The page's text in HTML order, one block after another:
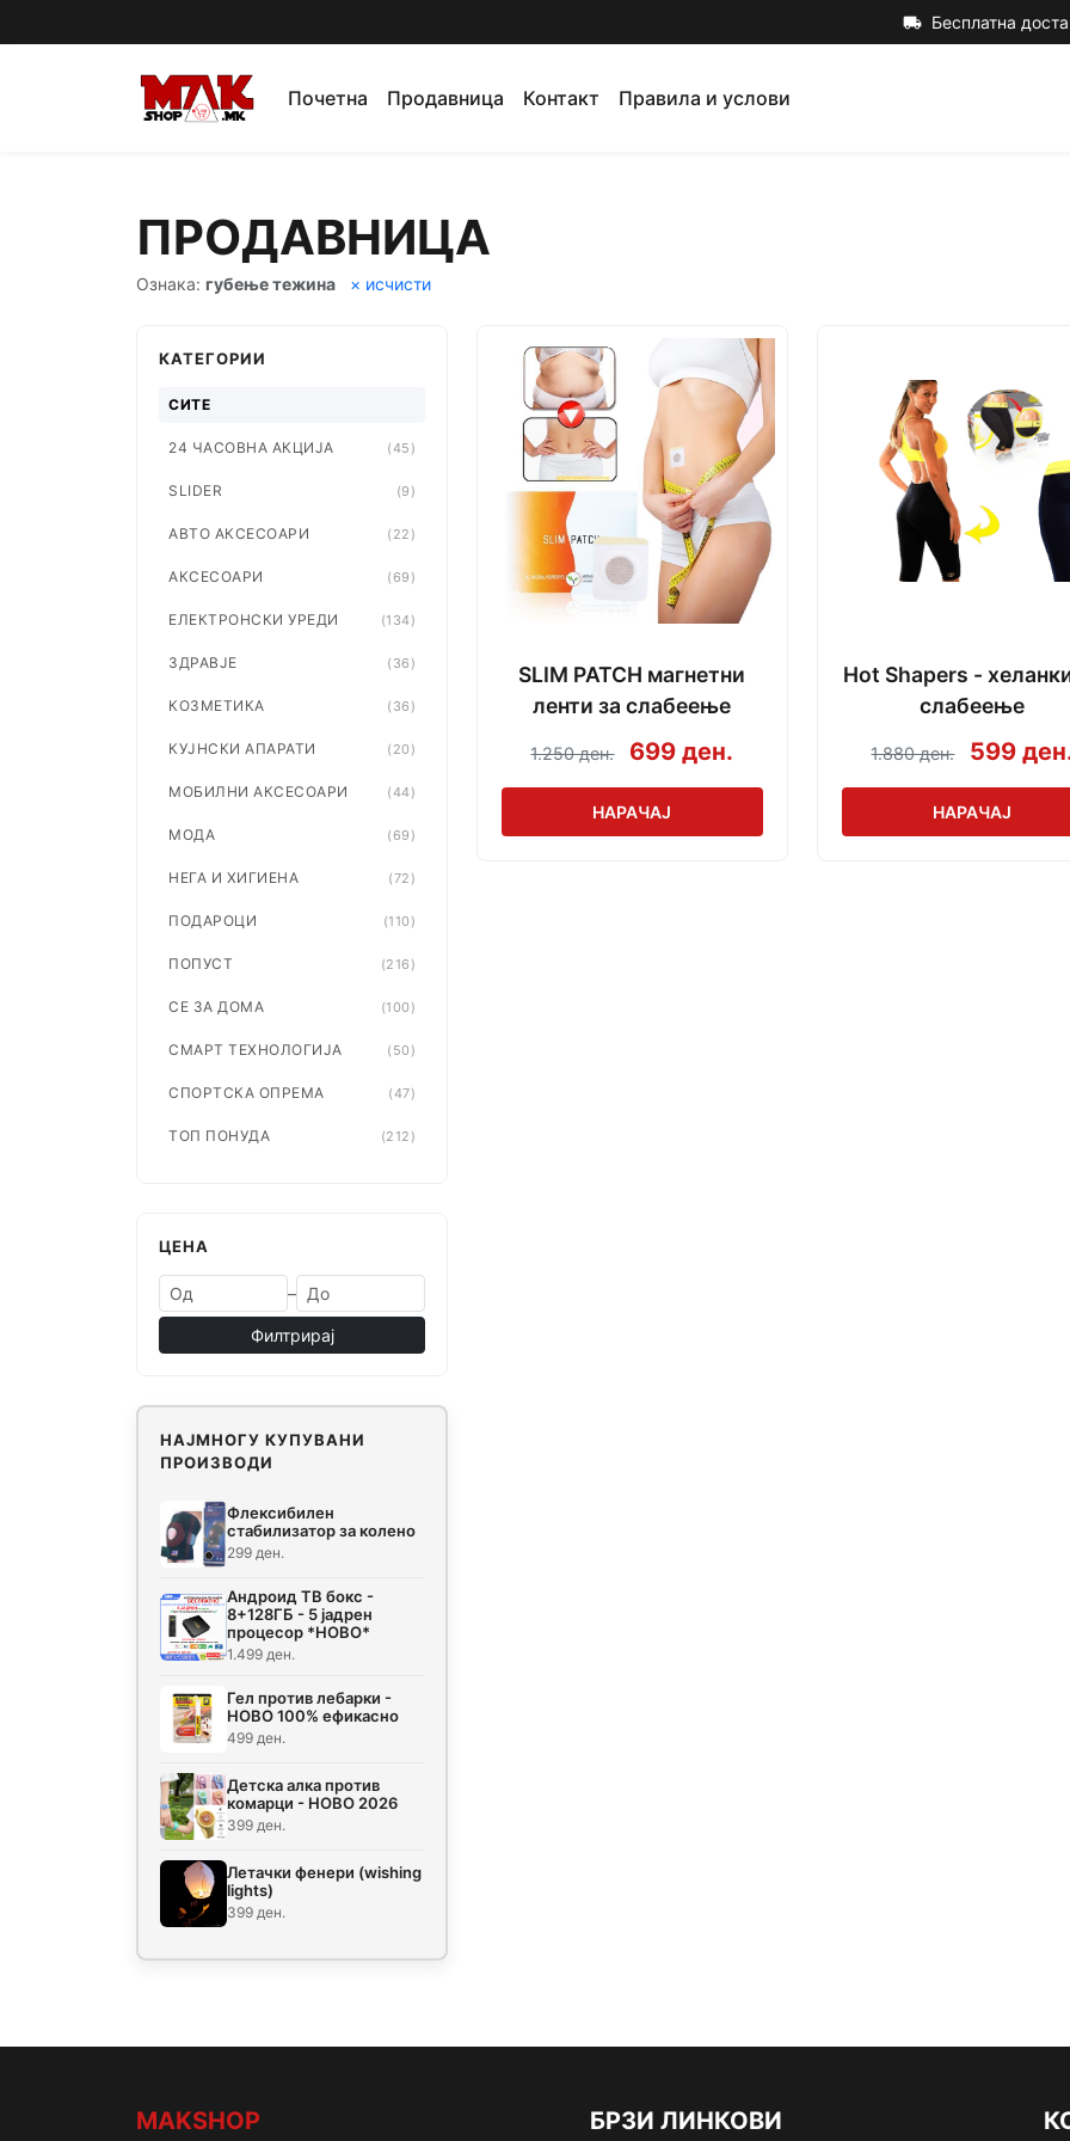
local_shipping Бесплатна
Почетна Продавница Контакт Правила и услови
ПРОДАВНИЦА
Ознака: губење тежина × исчисти
КАТЕГОРИИ
СИТЕ
24 ЧАСОВНА АКЦИЈА (45)
SLIDER (9)
АВТО АКСЕСОАРИ (22)
АКСЕСОАРИ (69)
ЕЛЕКТРОНСКИ УРЕДИ (134)
ЗДРАВЈЕ (36)
КОЗМЕТИКА (36)
КУЈНСКИ АПАРАТИ (20)
МОБИЛНИ АКСЕСОАРИ (44)
МОДА (69)
НЕГА И ХИГИЕНА (72)
ПОДАРОЦИ (110)
ПОПУСТ (216)
СЕ ЗА ДОМА (100)
СМАРТ ТЕХНОЛОГИЈА (50)
СПОРТСКА ОПРЕМА (47)
ТОП ПОНУДА (212)
ЦЕНА
–
Филтрирај
НАЈМНОГУ КУПУВАНИ
ПРОИЗВОДИ
Флексибилен
стабилизатор за колено
299 ден.
Андроид ТВ бокс -
8+128ГБ - 5 јадрен
процесор *НОВО*
1.499 ден.
Гел против лебарки -
НОВО 100% ефикасно
499 ден.
Детска алка против
комарци - НОВО 2026
399 ден.
Летачки фенери (wishing
lights)
399 ден.
SLIM PATCH магнетни
ленти за слабеење
1.250 ден. 699 ден.
НАРАЧАЈ
Hot Shapers -
слабеење
1.880 ден. 599
НАРАЧАЈ
MAKSHOP БРЗИ ЛИНКОВИ